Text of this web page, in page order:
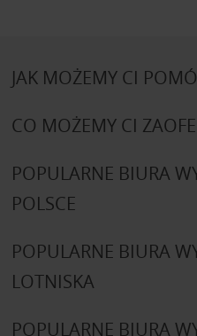
JAK MOŻEMY CI
CO MOŻEMY CI
POPULARNE BIURA
POLSCE
POPULARNE BIURA
LOTNISKA
POPULARNE BIURA